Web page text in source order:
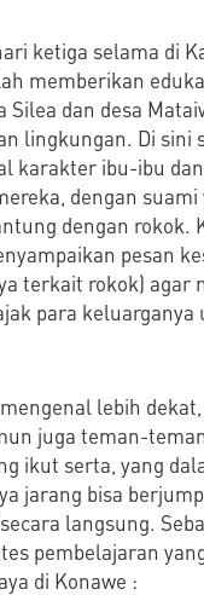
ketiga selama di
memberikan
Silea dan desa
lingkungan. Di sini
karakter ibu-ibu
dengan suami
dengan rokok.
pesan
terkait rokok) agar
para keluarganya
lebih
juga teman-
ikut serta, yang
jarang bisa
langsung.
pembelajaran
di Konawe :